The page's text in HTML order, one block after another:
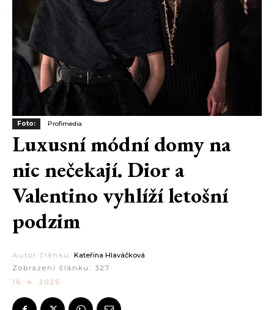
Foto: Profimedia
Luxusní módní domy na
nic nečekají. Dior a
Valentino vyhlíží letošní
podzim
Autor článku: Kateřina Hlaváčková
Zobrazení článku: 327
16. 4. 2025